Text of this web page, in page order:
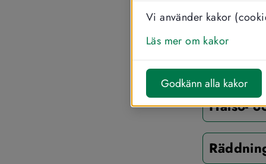
Vi använder kakor
Läs mer om kakor
Godkänn alla kakor
Hälso-